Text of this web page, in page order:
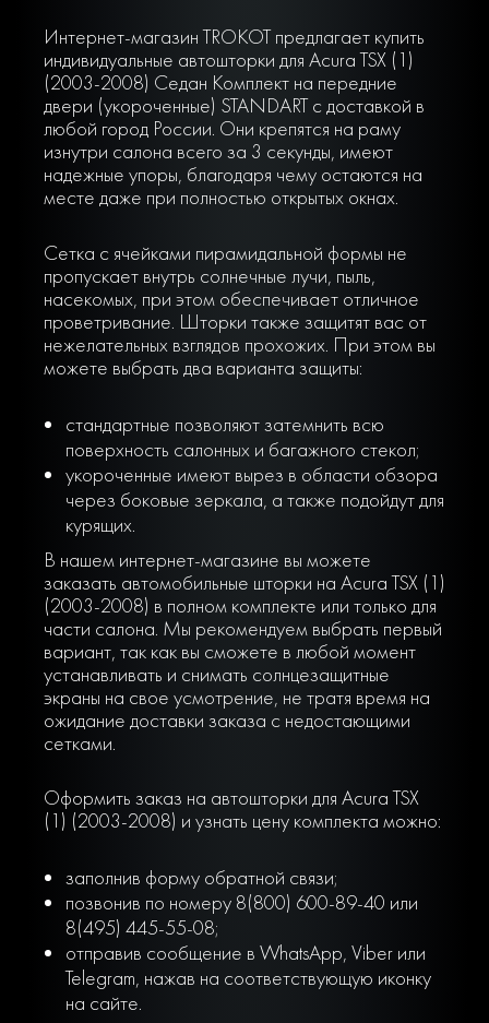
Интернет-магазин TROKOT предлагает купить
индивидуальные автошторки для Acura TSX (1)
(2003-2008) Седан Комплект на передние
двери (укороченные) STANDART с доставкой в
любой город России. Они крепятся на раму
изнутри салона всего за 3 секунды, имеют
надежные упоры, благодаря чему остаются на
месте даже при полностью открытых окнах.
Сетка с ячейками пирамидальной формы не
пропускает внутрь солнечные лучи, пыль,
насекомых, при этом обеспечивает отличное
проветривание. Шторки также защитят вас от
нежелательных взглядов прохожих. При этом вы
можете выбрать два варианта защиты:
стандартные позволяют затемнить всю
поверхность салонных и багажного стекол;
укороченные имеют вырез в области обзора
через боковые зеркала, а также подойдут для
курящих.
В нашем интернет-магазине вы можете
заказать автомобильные шторки на Acura TSX (1)
(2003-2008) в полном комплекте или только для
части салона. Мы рекомендуем выбрать первый
вариант, так как вы сможете в любой момент
устанавливать и снимать солнцезащитные
экраны на свое усмотрение, не тратя время на
ожидание доставки заказа с недостающими
сетками.
Оформить заказ на автошторки для Acura TSX
(1) (2003-2008) и узнать цену комплекта можно:
заполнив форму обратной связи;
позвонив по номеру 8(800) 600-89-40 или
8(495) 445-55-08;
отправив сообщение в WhatsApp, Viber или
Telegram, нажав на соответствующую иконку
на сайте.